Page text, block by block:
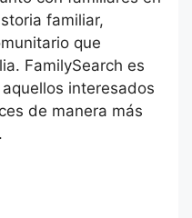
familiar,
que
FamilySearch es
interesados
de manera más